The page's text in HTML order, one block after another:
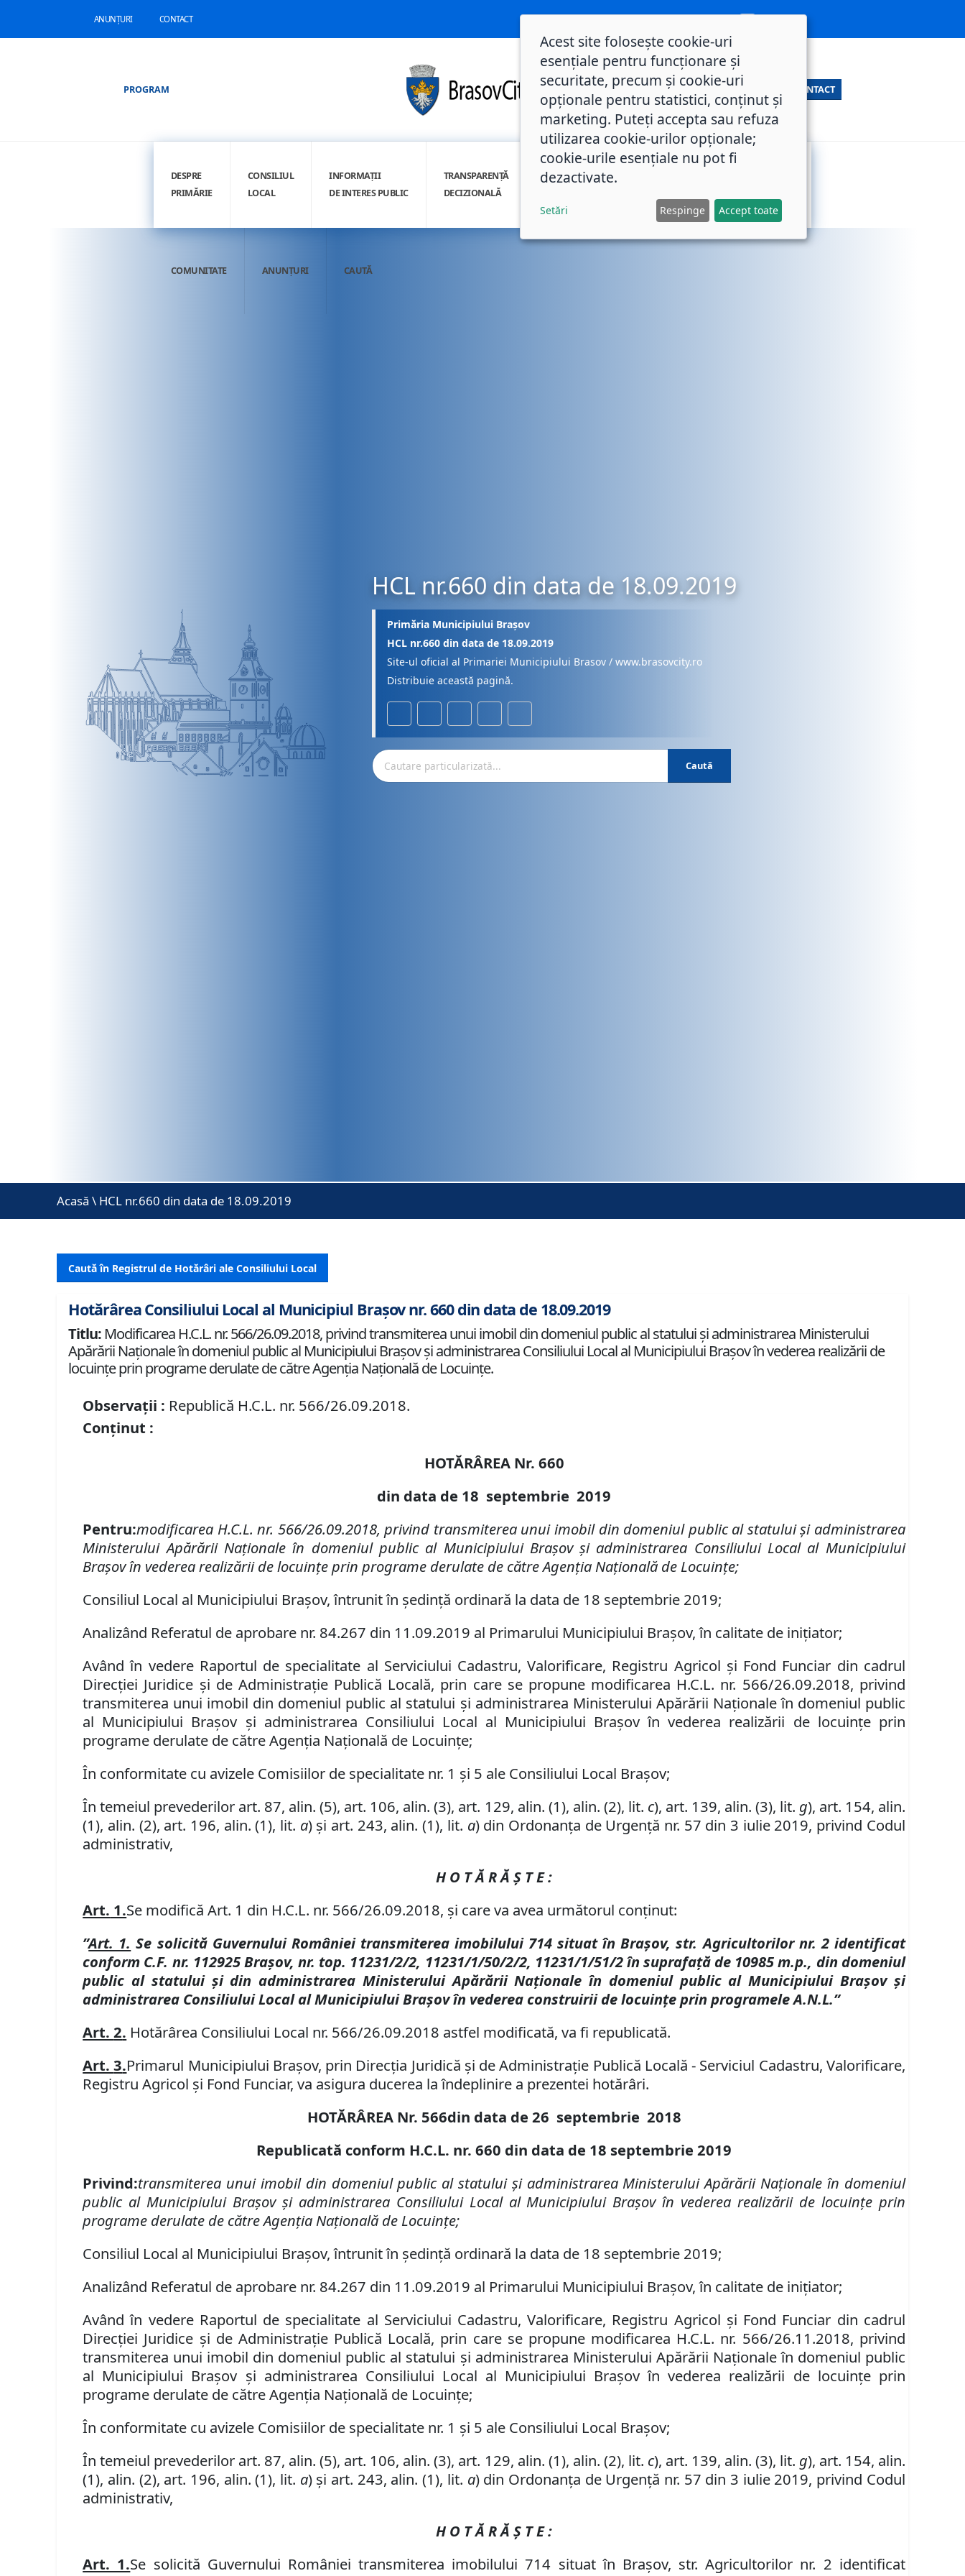
ANUNȚURI CONTACT
PROGRAM CONTACT
DESPRE
PRIMĂRIE
CONSILIUL
LOCAL
INFORMAȚII
DE INTERES PUBLIC
TRANSPARENȚĂ
DECIZIONALĂ
INTEGRITATE
COMUNITATE ANUNȚURI CAUTĂ
HCL nr.660 din data de 18.09.2019
Primăria Municipiului Brașov
HCL nr.660 din data de 18.09.2019
Site-ul oficial al Primariei Municipiului Brasov / www.brasovcity.ro
Distribuie această pagină.
Caută
Acasă \ HCL nr.660 din data de 18.09.2019
Caută în Registrul de Hotărâri ale Consiliului Local
Hotărârea Consiliului Local al Municipiul Brașov nr. 660 din data de 18.09.2019
Titlu: Modificarea H.C.L. nr. 566/26.09.2018, privind transmiterea unui imobil din domeniul public al statului și administrarea Ministerului
Apărării Naționale în domeniul public al Municipiului Brașov și administrarea Consiliului Local al Municipiului Brașov în vederea realizării de
locuințe prin programe derulate de către Agenția Națională de Locuințe.
Observații : Republică H.C.L. nr. 566/26.09.2018.
Conținut :
HOTĂRÂREA Nr. 660
din data de 18 septembrie 2019
Pentru:modificarea H.C.L. nr. 566/26.09.2018, privind transmiterea unui imobil din domeniul public al statului și administrarea
Ministerului Apărării Naționale în domeniul public al Municipiului Brașov și administrarea Consiliului Local al Municipiului
Brașov în vederea realizării de locuințe prin programe derulate de către Agenția Națională de Locuințe;
Consiliul Local al Municipiului Brașov, întrunit în ședință ordinară la data de 18 septembrie 2019;
Analizând Referatul de aprobare nr. 84.267 din 11.09.2019 al Primarului Municipiului Brașov, în calitate de inițiator;
Având în vedere Raportul de specialitate al Serviciului Cadastru, Valorificare, Registru Agricol şi Fond Funciar din cadrul
Direcţiei Juridice şi de Administraţie Publică Locală, prin care se propune modificarea H.C.L. nr. 566/26.09.2018, privind
transmiterea unui imobil din domeniul public al statului și administrarea Ministerului Apărării Naționale în domeniul public
al Municipiului Brașov și administrarea Consiliului Local al Municipiului Brașov în vederea realizării de locuințe prin
programe derulate de către Agenția Națională de Locuințe;
În conformitate cu avizele Comisiilor de specialitate nr. 1 și 5 ale Consiliului Local Brașov;
În temeiul prevederilor art. 87, alin. (5), art. 106, alin. (3), art. 129, alin. (1), alin. (2), lit. c), art. 139, alin. (3), lit. g), art. 154, alin.
(1), alin. (2), art. 196, alin. (1), lit. a) și art. 243, alin. (1), lit. a) din Ordonanța de Urgență nr. 57 din 3 iulie 2019, privind Codul
administrativ,
H O T Ă R Ă Ş T E :
Art. 1.Se modifică Art. 1 din H.C.L. nr. 566/26.09.2018, şi care va avea următorul conținut:
”Art. 1. Se solicită Guvernului României transmiterea imobilului 714 situat în Brașov, str. Agricultorilor nr. 2 identificat
conform C.F. nr. 112925 Brașov, nr. top. 11231/2/2, 11231/1/50/2/2, 11231/1/51/2 în suprafață de 10985 m.p., din domeniul
public al statului și din administrarea Ministerului Apărării Naționale în domeniul public al Municipiului Brașov și
administrarea Consiliului Local al Municipiului Brașov în vederea construirii de locuințe prin programele A.N.L.”
Art.2. Hotărârea Consiliului Local nr. 566/26.09.2018 astfel modificată, va fi republicată.
Art.3.Primarul Municipiului Brașov, prin Direcția Juridică și de Administrație Publică Locală - Serviciul Cadastru, Valorificare,
Registru Agricol și Fond Funciar, va asigura ducerea laîndeplinire a prezentei hotărâri.
HOTĂRÂREA Nr. 566din data de 26 septembrie 2018
Republicată conform H.C.L. nr. 660 din data de 18 septembrie 2019
Privind:transmiterea unui imobil din domeniul public al statului şi administrarea Ministerului Apărării Naţionale în domeniul
public al Municipiului Braşov şi administrarea Consiliului Local al Municipiului Braşov în vederea realizării de locuinţe prin
programe derulate de către Agenţia Naţională de Locuinţe;
Consiliul Local al Municipiului Brașov, întrunit în ședință ordinară la data de 18 septembrie 2019;
Analizând Referatul de aprobare nr. 84.267 din 11.09.2019 al Primarului Municipiului Brașov, în calitate de inițiator;
Având în vedere Raportul de specialitate al Serviciului Cadastru, Valorificare, Registru Agricol şi Fond Funciar din cadrul
Direcţiei Juridice şi de Administraţie Publică Locală, prin care se propune modificarea H.C.L. nr. 566/26.11.2018, privind
transmiterea unui imobil din domeniul public al statului și administrarea Ministerului Apărării Naționale în domeniul public
al Municipiului Brașov și administrarea Consiliului Local al Municipiului Brașov în vederea realizării de locuințe prin
programe derulate de către Agenția Națională de Locuințe;
În conformitate cu avizele Comisiilor de specialitate nr. 1 și 5 ale Consiliului Local Brașov;
În temeiul prevederilor art. 87, alin. (5), art. 106, alin. (3), art. 129, alin. (1), alin. (2), lit. c), art. 139, alin. (3), lit. g), art. 154, alin.
(1), alin. (2), art. 196, alin. (1), lit. a) și art. 243, alin. (1), lit. a) din Ordonanța de Urgență nr. 57 din 3 iulie 2019, privind Codul
administrativ,
H O T Ă R Ă Ş T E :
Art. 1.Se solicită Guvernului României transmiterea imobilului 714 situat în Brașov, str. Agricultorilor nr. 2 identificat
Acest site folosește cookie-uri
esențiale pentru funcționare și
securitate, precum și cookie-uri
opționale pentru statistici, conținut și
marketing. Puteți accepta sau refuza
utilizarea cookie-urilor opționale;
cookie-urile esențiale nu pot fi
dezactivate.
Setări Respinge Accept toate